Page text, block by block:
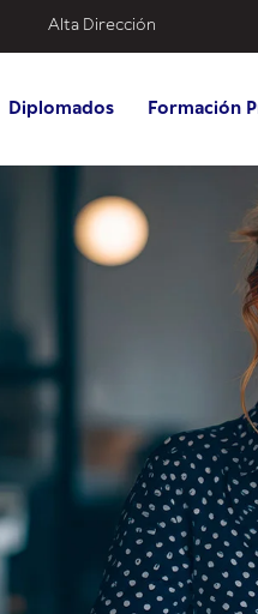
Alta Dirección
Diplomados Formación